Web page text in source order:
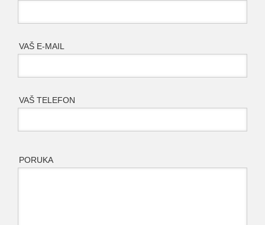
VAŠ E-MAIL
VAŠ TELEFON
PORUKA